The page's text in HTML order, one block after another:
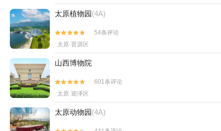
太原植物园(4A)


54条评论
太原·晋源区
山西博物院


601条评论
太原·迎泽区
太原动物园(4A)